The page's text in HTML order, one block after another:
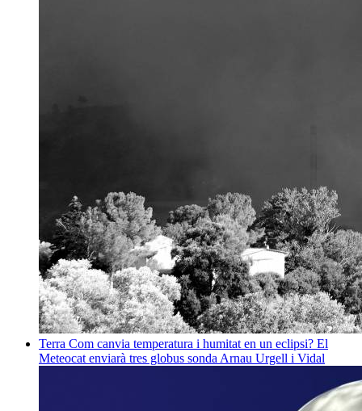
Terra Com canvia temperatura i humitat en un eclipsi? El
Meteocat enviarà tres globus sonda Arnau Urgell i Vidal